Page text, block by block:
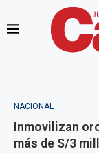
NACIONAL
Inmovilizan
más de S/3